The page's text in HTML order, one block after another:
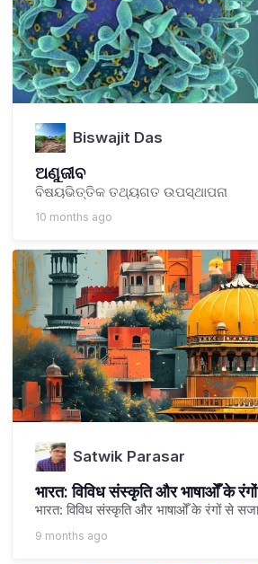
Biswajit Das
ଅଣୁଜୀବ
ବିଷୟଭିତ୍ତିକ ତଥ୍ୟଗତ ଉପସ୍ଥାପନା
10 months ago
Satwik Parasar
भारत: विविध संस्कृति और भाषाओँ के
भारत: विविध संस्कृति और भाषाओँ के रंगों से
9 months ago